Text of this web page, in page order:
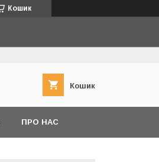
Кошик
Кошик
ПРО НАС